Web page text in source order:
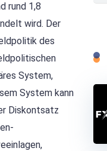
rund 1,8
wird. Der
des
System,
System kann
Diskontsatz